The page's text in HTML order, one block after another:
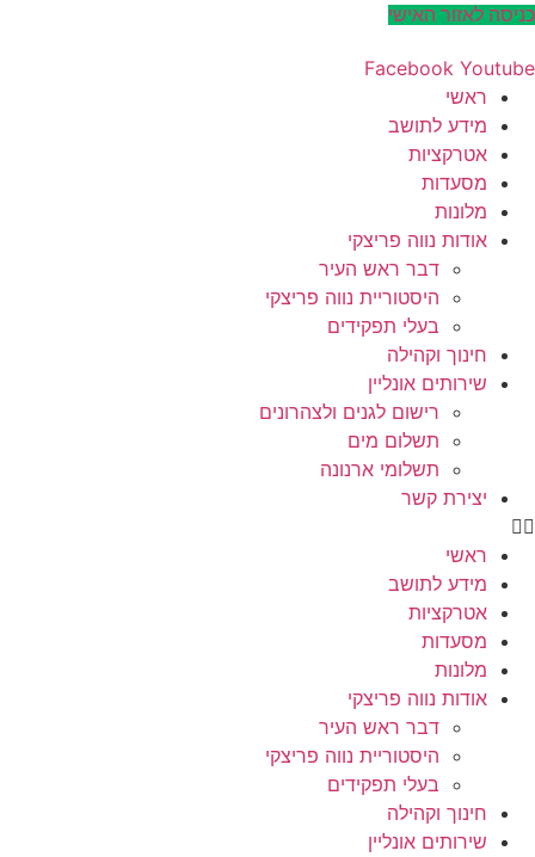
דלג
כניסה לאזור האישי
Facebook Youtube
ראשי
מידע לתושב
אטרקציות
מסעדות
מלונות
אודות נווה פריצקי
דבר ראש העיר
היסטוריית נווה פריצקי
בעלי תפקידים
חינוך וקהילה
שירותים אונליין
רישום לגנים ולצהרונים
תשלום מים
תשלומי ארנונה
יצירת קשר
ראשי
מידע לתושב
אטרקציות
מסעדות
מלונות
אודות נווה פריצקי
דבר ראש העיר
היסטוריית נווה פריצקי
בעלי תפקידים
חינוך וקהילה
שירותים אונליין